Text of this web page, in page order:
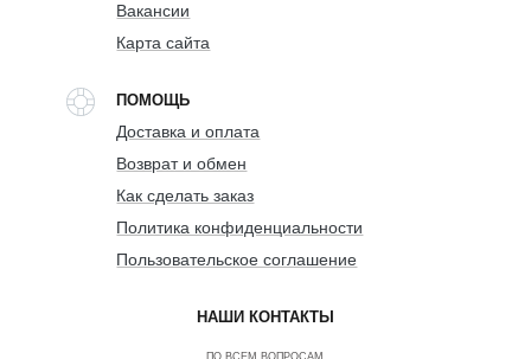
Вакансии
Карта сайта
ПОМОЩЬ
Доставка и оплата
Возврат и обмен
Как сделать заказ
Политика конфиденциальности
Пользовательское соглашение
НАШИ КОНТАКТЫ